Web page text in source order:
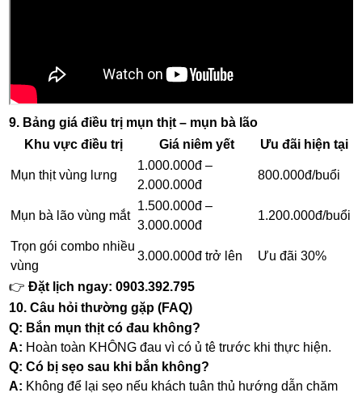
9. Bảng giá điều trị mụn thịt – mụn bà lão
Khu vực điều trị
Giá niêm yết Ưu đãi hiện tại
Mụn thịt vùng lưng
1.000.000đ –
2.000.000đ
800.000đ/buổi
Mụn bà lão vùng mắt
1.500.000đ –
3.000.000đ
1.200.000đ/buổi
Trọn gói combo nhiều
vùng
3.000.000đ trở lên Ưu đãi 30%
👉Đặt lịch ngay: 0903.392.795
10. Câu hỏi thường gặp (FAQ)
Q: Bắn mụn thịt có đau không?
A: Hoàn toàn KHÔNG đau vì có ủ tê trước khi thực hiện.
Q: Có bị sẹo sau khi bắn không?
A: Không để lại sẹo nếu khách tuân thủ hướng dẫn chăm